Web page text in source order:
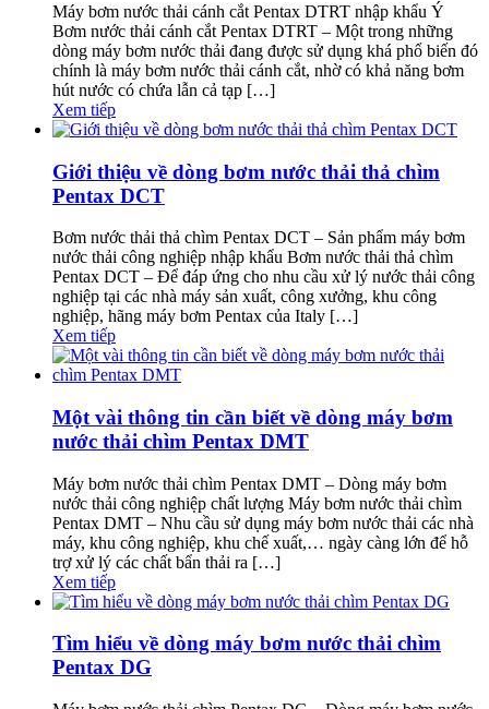
Máy bơm nước thải cánh cắt Pentax DTRT nhập khẩu Ý
Bơm nước thải cánh cắt Pentax DTRT – Một trong những
dòng máy bơm nước thải đang được sử dụng khá phổ biến đó
chính là máy bơm nước thải cánh cắt, nhờ có khả năng bơm
hút nước có chứa lẫn cả tạp […]
Xem tiếp
Giới thiệu về dòng bơm nước thải thả chìm
Pentax DCT
Bơm nước thải thả chìm Pentax DCT – Sản phẩm máy bơm
nước thải công nghiệp nhập khẩu Bơm nước thải thả chìm
Pentax DCT – Để đáp ứng cho nhu cầu xử lý nước thải công
nghiệp tại các nhà máy sản xuất, công xưởng, khu công
nghiệp, hãng máy bơm Pentax của Italy […]
Xem tiếp
Một vài thông tin cần biết về dòng máy bơm
nước thải chìm Pentax DMT
Máy bơm nước thải chìm Pentax DMT – Dòng máy bơm
nước thải công nghiệp chất lượng Máy bơm nước thải chìm
Pentax DMT – Nhu cầu sử dụng máy bơm nước thải các nhà
máy, khu công nghiệp, khu chế xuất,… ngày càng lớn để hỗ
trợ xử lý các chất bẩn thải ra […]
Xem tiếp
Tìm hiểu về dòng máy bơm nước thải chìm
Pentax DG